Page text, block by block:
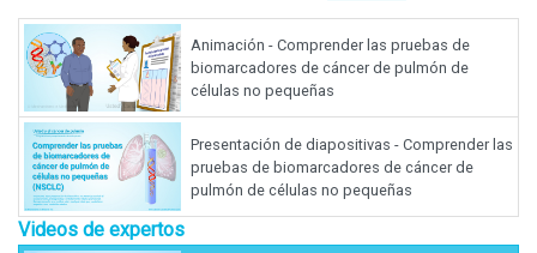
Animación - Comprender las pruebas de
biomarcadores de cáncer de pulmón de
células no pequeñas
Presentación de diapositivas - Comprender las
pruebas de biomarcadores de cáncer de
pulmón de células no pequeñas
Videos de expertos